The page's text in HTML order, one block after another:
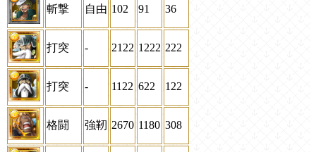
斬撃 自由 102 91 36
打突 - 2122 1222 222
打突 - 1122 622 122
格闘 強靭 2670 1180 308